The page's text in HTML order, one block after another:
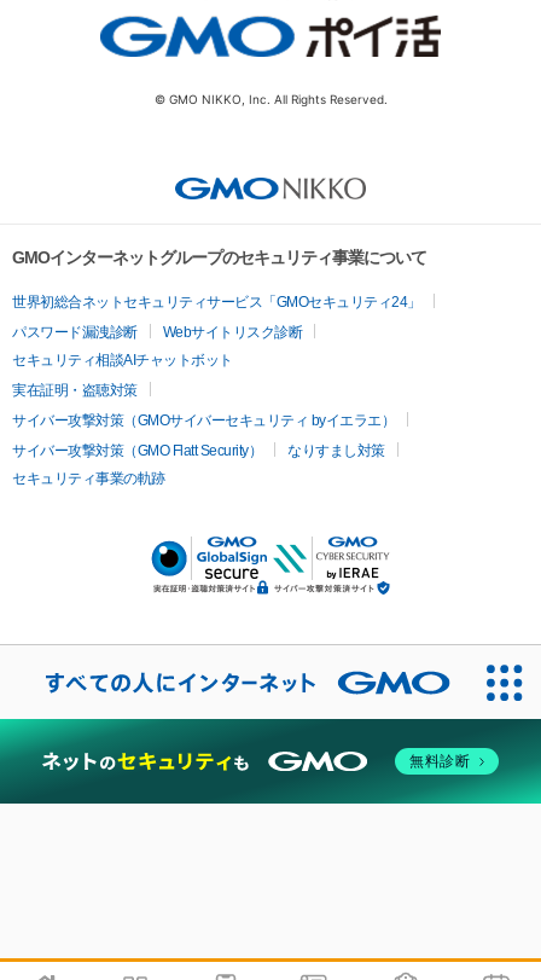
© GMO NIKKO, Inc. All Rights Reserved.
GMOインターネットグループのセキュリティ事業について
世界初総合ネットセキュリティサービス「GMOセキュリティ24」
パスワード漏洩診断
Webサイトリスク診断
セキュリティ相談AIチャットボット
実在証明・盗聴対策
サイバー攻撃対策（GMOサイバーセキュリティ byイエラエ）
サイバー攻撃対策（GMO Flatt Security）
なりすまし対策
セキュリティ事業の軌跡
無料診断